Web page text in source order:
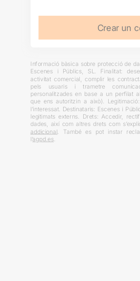
Crear un
Informació bàsica sobre protecció de
Escenes i Públics, SL. Finalitat:
activitat comercial, complir les
pels usuaris i trametre
personalitzades en base a un perfilat
que ens autoritzin a això).
l’interessat. Destinataris: Escenes i
legitimats externs. Drets: Accedir,
dades, així com altres drets com
addicional . També es pot instar
l’agpd.es.